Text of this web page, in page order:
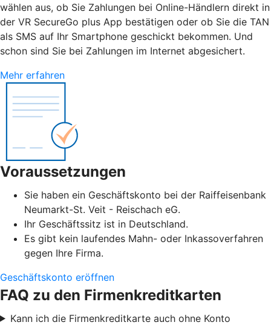
wählen aus, ob Sie Zahlungen bei Online-Händlern direkt in
der VR SecureGo plus App bestätigen oder ob Sie die TAN
als SMS auf Ihr Smartphone geschickt bekommen. Und
schon sind Sie bei Zahlungen im Internet abgesichert.
Mehr erfahren
Voraussetzungen
Sie haben ein Geschäftskonto bei der Raiffeisenbank
Neumarkt-St. Veit - Reischach eG.
Ihr Geschäftssitz ist in Deutschland.
Es gibt kein laufendes Mahn- oder Inkassoverfahren
gegen Ihre Firma.
Geschäftskonto eröffnen
FAQ zu den Firmenkreditkarten
Kann ich die Firmenkreditkarte auch ohne Konto